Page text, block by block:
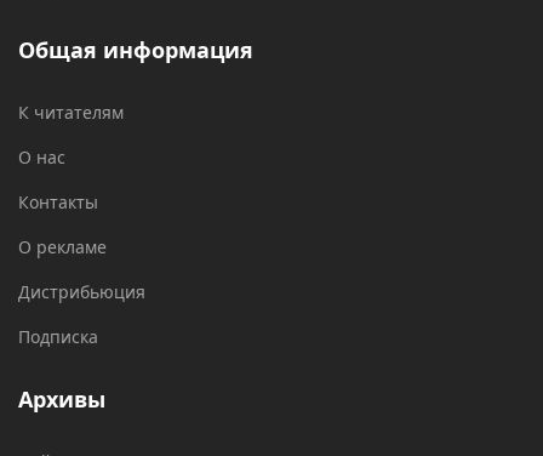
Общая информация
К читателям
О нас
Контакты
О рекламе
Дистрибьюция
Подписка
Архивы